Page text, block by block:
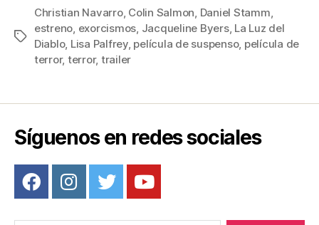
c
e
b
o
k
tt
er
ail er
e
st
m
p
Etiquetas
Christian Navarro, Colin Salmon, Daniel Stamm,
estreno, exorcismos, Jacqueline Byers, La Luz del
Diablo, Lisa Palfrey, película de suspenso, película de
terror, terror, trailer
Síguenos en redes sociales